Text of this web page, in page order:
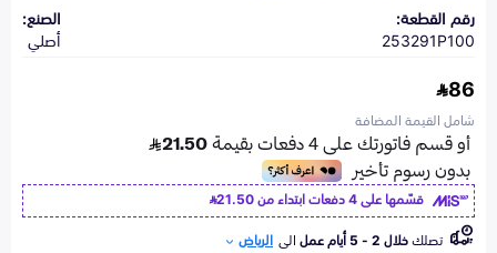
رقم القطعة:
253291P100
الصنع:
أصلي
86
شامل القيمة المضافة
قسّمها على 4 دفعات ابتداء من
21.50
تصلكخلال 2 - 5 أيام عمل الى الرياض